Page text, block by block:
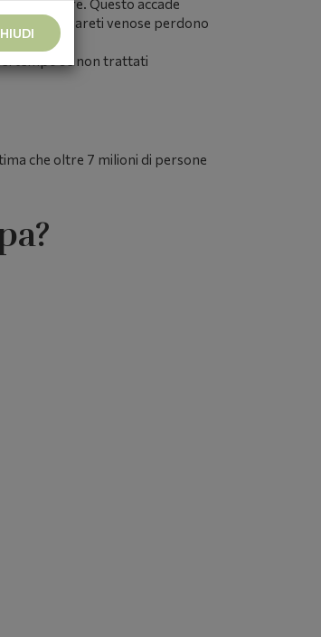
il cuore. Questo accade
le pareti venose perdono
tempo se non trattati
che oltre 7 milioni di persone